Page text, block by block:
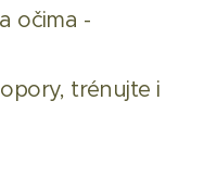
očima -
trénujte i